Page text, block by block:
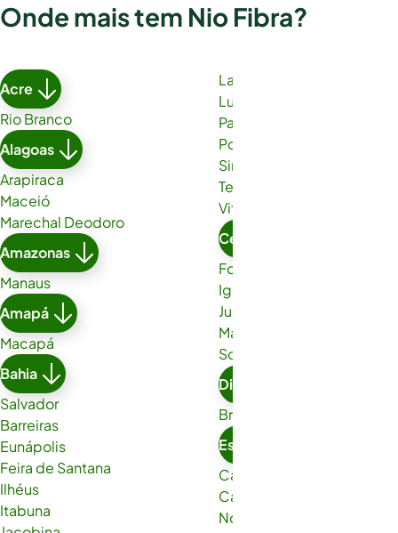
Onde mais tem Nio Fibra?
Acre
Rio Branco
Alagoas
Arapiraca
Maceió
Marechal Deodoro
Amazonas
Manaus
Amapá
Macapá
Bahia
Salvador
Barreiras
Eunápolis
Feira de Santana
Ilhéus
Itabuna
Lauro de Freitas
Luís Eduardo Magalhães
Paulo Afonso
Porto Seguro
Simões Filho
Teixeira de Freitas
Vitória da Conquista
Ceará
Fortaleza
Iguatu
Juazeiro do Norte
Maracanaú
Sobral
Distrito Federal
Brasília
Espírito Santo
Cachoeiro de Itapemirim
Cariacica
Nova Venécia